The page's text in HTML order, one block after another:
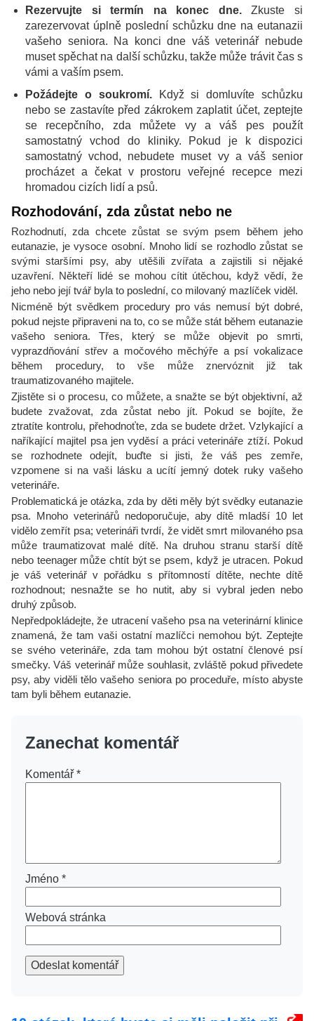
Rezervujte si termín na konec dne.Zkuste si
zarezervovat úplně poslední schůzku dne na eutanazii
vašeho seniora. Na konci dne váš veterinář nebude
muset spěchat na další schůzku, takže může trávit čas s
vámi a vaším psem.
Požádejte o soukromí.
Když si domluvíte schůzku
nebo se zastavíte před zákrokem zaplatit účet, zeptejte
se recepčního, zda můžete vy a váš pes použít
samostatný vchod do kliniky. Pokud je k dispozici
samostatný vchod, nebudete muset vy a váš senior
procházet a čekat v prostoru veřejné recepce mezi
hromadou cizích lidí a psů.
Rozhodování, zda zůstat nebo ne
Rozhodnutí, zda chcete zůstat se svým psem během jeho
eutanazie, je vysoce osobní. Mnoho lidí se rozhodlo zůstat se
svými staršími psy, aby utěšili zvířata a zajistili si nějaké
uzavření. Někteří lidé se mohou cítit útěchou, když vědí, že
jeho nebo její tvář byla to poslední, co milovaný mazlíček viděl.
Nicméně být svědkem procedury pro vás nemusí být dobré,
pokud nejste připraveni na to, co se může stát během eutanazie
vašeho seniora. Třes, který se může objevit po smrti,
vyprazdňování střev a močového měchýře a psí vokalizace
během procedury, to vše může znervóznit již tak
traumatizovaného majitele.
Zjistěte si o procesu, co můžete, a snažte se být objektivní, až
budete zvažovat, zda zůstat nebo jít. Pokud se bojíte, že
ztratíte kontrolu, přehodnoťte, zda se budete držet. Vzlykající a
naříkající majitel psa jen vyděsí a práci veterináře ztíží. Pokud
se rozhodnete odejít, buďte si jisti, že váš pes zemře,
vzpomene si na vaši lásku a ucítí jemný dotek ruky vašeho
veterináře.
Problematická je otázka, zda by děti měly být svědky eutanazie
psa. Mnoho veterinářů nedoporučuje, aby dítě mladší 10 let
vidělo zemřít psa; veterináři tvrdí, že vidět smrt milovaného psa
může traumatizovat malé dítě. Na druhou stranu starší dítě
nebo teenager může chtít být se psem, když je utracen. Pokud
je váš veterinář v pořádku s přítomností dítěte, nechte dítě
rozhodnout; nesnažte se ho nutit, aby si vybral jeden nebo
druhý způsob.
Nepředpokládejte, že utracení vašeho psa na veterinární klinice
znamená, že tam vaši ostatní mazlíčci nemohou být. Zeptejte
se svého veterináře, zda tam mohou být ostatní členové psí
smečky. Váš veterinář může souhlasit, zvláště pokud přivedete
psy, aby viděli tělo vašeho seniora po proceduře, místo abyste
tam byli během eutanazie.
Zanechat komentář
Komentář *
Jméno *
Webová stránka
Odeslat komentář